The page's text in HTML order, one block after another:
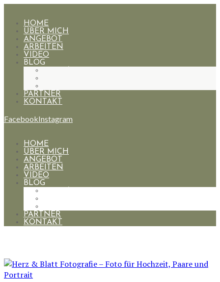
HOME
ÜBER MICH
ANGEBOT
ARBEITEN
VIDEO
BLOG
PARTNER
KONTAKT
FacebookInstagram
HOME
ÜBER MICH
ANGEBOT
ARBEITEN
VIDEO
BLOG
PARTNER
KONTAKT